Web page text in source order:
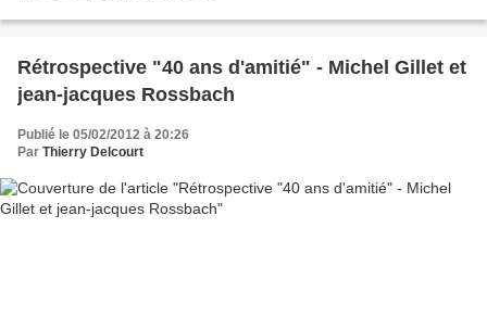
Rétrospective "40 ans d'amitié" - Michel Gillet et
jean-jacques Rossbach
Publié le 05/02/2012 à 20:26
Par Thierry Delcourt